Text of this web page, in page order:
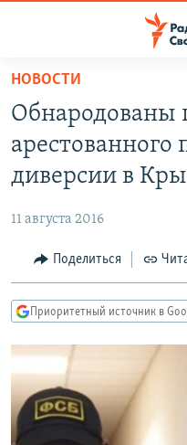
упрощенного
доступа
основному
Вернутся
Вернутся
ПРОГРАММЫ
ПОДКАСТЫ
АВТОРСКИЕ ПРОЕКТЫ
МНЕНИЯ
КУЛЬТУРА
КАВКАЗ.РЕАЛИИ
СЕВЕР.РЕАЛИИ
СИБИРЬ.РЕАЛИИ
РАСПИСАНИЕ ВЕЩАНИЯ
НОВОСТИ
Обнародованы
диверсии в
11 августа 2016
Поделиться
Приоритетный источник в